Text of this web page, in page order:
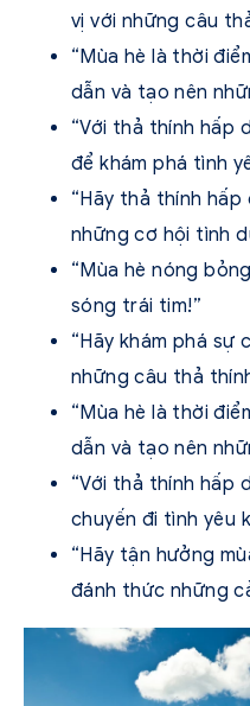
vị với những câu
“Mùa hè là thời
dẫn và tạo nên
“Với thả thính hấp
để khám phá tình
“Hãy thả thính
những cơ hội tình
“Mùa hè nóng
sóng trái tim!”
“Hãy khám phá sự
những câu thả
“Mùa hè là thời
dẫn và tạo nên
“Với thả thính hấp
chuyến đi tình yêu
“Hãy tận hưởng
đánh thức những